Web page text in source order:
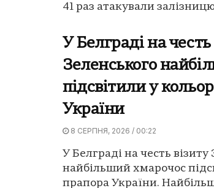
41 раз атакували
У Белграді на честь
Зеленського
підсвітили у
України
8 СЕРПНЯ, 2026 / 00:22
У Белграді на честь візиту
найбільший хмарочос
прапора України.